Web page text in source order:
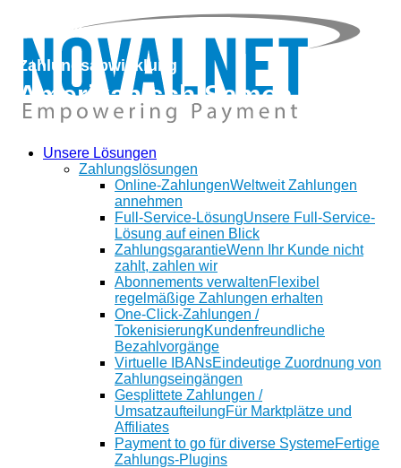
Unsere Lösungen
Zahlungslösungen
Online-ZahlungenWeltweit Zahlungen
annehmen
Full-Service-LösungUnsere Full-Service-
Lösung auf einen Blick
ZahlungsgarantieWenn Ihr Kunde nicht
zahlt, zahlen wir
Abonnements verwaltenFlexibel
regelmäßige Zahlungen erhalten
One-Click-Zahlungen /
TokenisierungKundenfreundliche
Bezahlvorgänge
Virtuelle IBANsEindeutige Zuordnung von
Zahlungseingängen
Gesplittete Zahlungen /
UmsatzaufteilungFür Marktplätze und
Affiliates
Payment to go für diverse SystemeFertige
Zahlungs-Plugins
zurück
Zahlungsabwicklung in
Amerikanisch-Samoa